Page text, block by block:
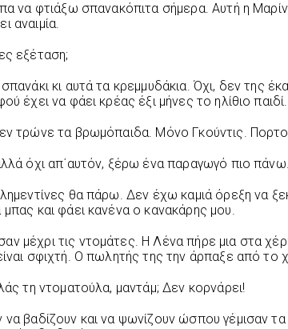
να φτιάξω σπανακόπιτα σήμερα. Αυτή η
αναιμία.
εξέταση;
κι αυτά τα κρεμμυδάκια. Όχι, δεν της
έχει να φάει κρέας έξι μήνες το ηλίθιο παιδί.
τρώνε τα βρωμόπαιδα. Μόνο Γκούντις.
όχι απ΄αυτόν, ξέρω ένα παραγωγό πιο πάνω.
θα πάρω. Δεν έχω καμιά όρεξη να
μπας και φάει κανένα ο κανακάρης μου.
μέχρι τις ντομάτες. Η Λένα πήρε μια στα
σφιχτή. Ο πωλητής της την άρπαξε από το
τη ντοματούλα, μαντάμ; Δεν κορνάρει!
να βαδίζουν και να ψωνίζουν ώσπου γέμισαν